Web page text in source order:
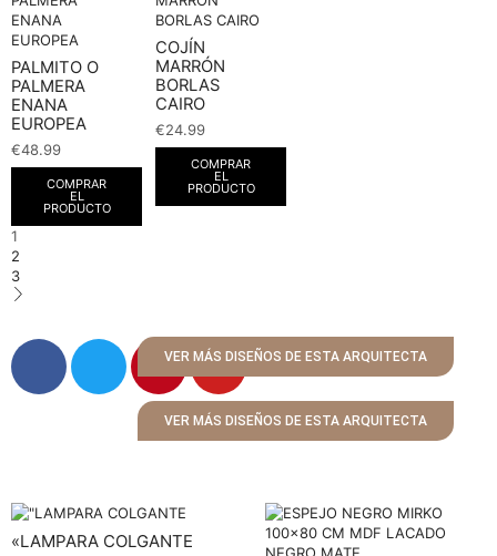
PALMITO O
PALMERA
ENANA
EUROPEA
€48.99
COMPRAR
EL
PRODUCTO
COJÍN
MARRÓN
BORLAS
CAIRO
€24.99
COMPRAR
EL
PRODUCTO
1
2
3
VER MÁS DISEÑOS DE ESTA ARQUITECTA
VER MÁS DISEÑOS DE ESTA ARQUITECTA
«LAMPARA COLGANTE